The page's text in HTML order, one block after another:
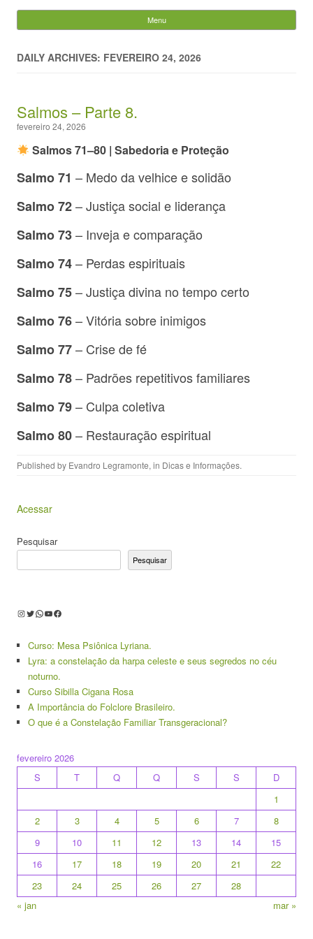
Evandro Legramonte
por:
Menu
DAILY ARCHIVES: FEVEREIRO 24, 2026
Salmos – Parte 8.
fevereiro 24, 2026
Salmos 71–80 | Sabedoria e Proteção
Salmo 71 – Medo da velhice e solidão
Salmo 72– Justiça social e liderança
Salmo 73– Inveja e comparação
Salmo 74– Perdas espirituais
Salmo 75– Justiça divina no tempo certo
Salmo 76– Vitória sobre inimigos
Salmo 77– Crise de fé
Salmo 78– Padrões repetitivos familiares
Salmo 79– Culpa coletiva
Salmo 80– Restauração espiritual
Published by Evandro Legramonte, in Dicas e Informações.
Acessar
Pesquisar
Pesquisar
Instagram
Twitter
WhatsApp
Youtube
Facebook
Curso: Mesa Psiônica Lyriana.
Lyra: a constelação da harpa celeste e seus segredos no céu
noturno.
Curso Sibilla Cigana Rosa
A Importância do Folclore Brasileiro.
O que é a Constelação Familiar Transgeracional?
fevereiro 2026
S
T Q Q S S
D
1
2
3 4 5 6 7
8
9
10 11 12 13 14
15
16
17 18 19 20 21
22
23
24 25 26 27
28
« jan
mar »